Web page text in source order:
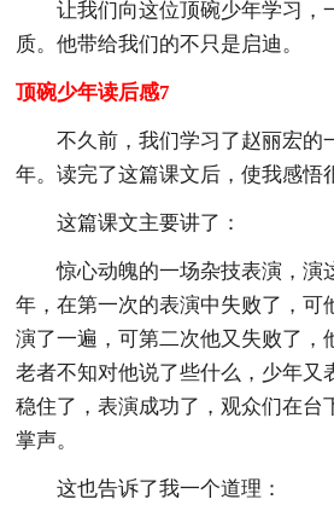
让我们向这位顶碗少年学习，
质。他带给我们的不只是启迪。
顶碗少年读后感7
不久前，我们学习了赵丽宏
年。读完了这篇课文后，使我感悟
这篇课文主要讲了：
惊心动魄的一场杂技表演，演
年，在第一次的表演中失败了，可
演了一遍，可第二次他又失败了，
老者不知对他说了些什么，少年又
稳住了，表演成功了，观众们在台
掌声。
这也告诉了我一个道理：